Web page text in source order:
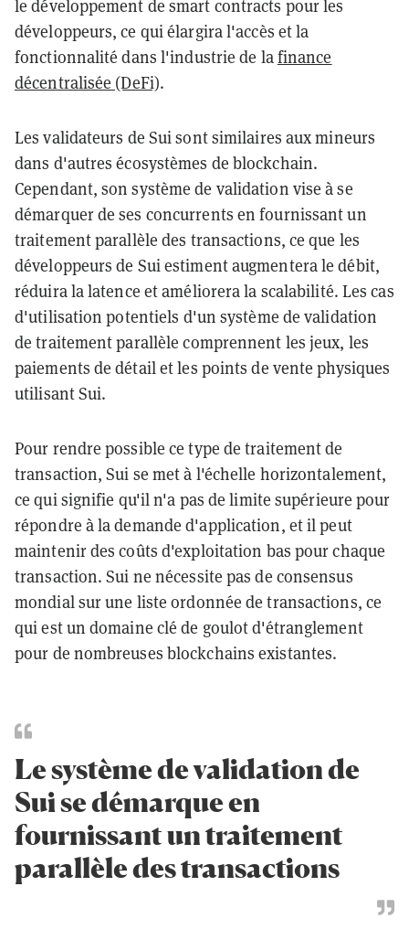
le développement de smart contracts pour les
développeurs, ce qui élargira l'accès et la
fonctionnalité dans l'industrie de lafinance
décentralisée (DeFi).
Les validateurs de Sui sont similaires aux mineurs
dans d'autres écosystèmes de blockchain.
Cependant, son système de validation vise à se
démarquer de ses concurrents en fournissant un
traitement parallèle des transactions, ce que les
développeurs de Sui estiment augmentera le débit,
réduira la latence et améliorera la scalabilité. Les cas
d'utilisation potentiels d'un système de validation
de traitement parallèle comprennent les jeux, les
paiements de détail et les points de vente physiques
utilisant Sui.
Pour rendre possible ce type de traitement de
transaction, Sui se met à l'échelle horizontalement,
ce qui signifie qu'il n'a pas de limite supérieure pour
répondre à la demande d'application, et il peut
maintenir des coûts d'exploitation bas pour chaque
transaction. Sui ne nécessite pas de consensus
mondial sur une liste ordonnée de transactions, ce
qui est un domaine clé de goulot d'étranglement
pour de nombreuses blockchains existantes.
Le système de validation de
Sui se démarque en
fournissant un traitement
parallèle des transactions